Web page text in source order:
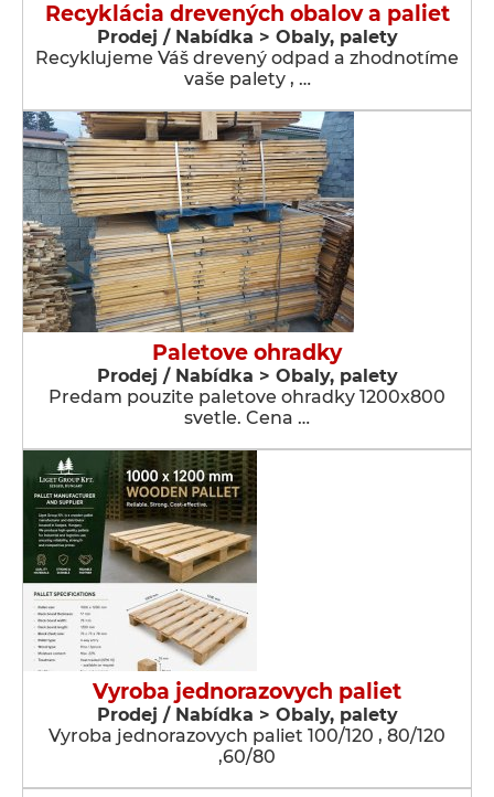
Recyklácia drevených obalov a paliet
Prodej / Nabídka > Obaly, palety
Recyklujeme Váš drevený odpad a zhodnotíme
vaše palety , …
Paletove ohradky
Prodej / Nabídka > Obaly, palety
Predam pouzite paletove ohradky 1200x800
svetle. Cena …
Vyroba jednorazovych paliet
Prodej / Nabídka > Obaly, palety
Vyroba jednorazovych paliet 100/120 , 80/120
,60/80